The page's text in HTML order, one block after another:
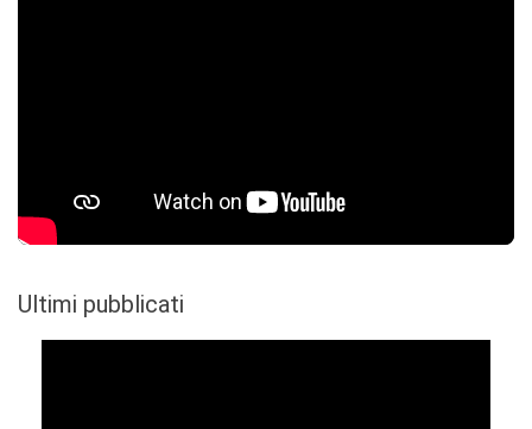
Ultimi pubblicati